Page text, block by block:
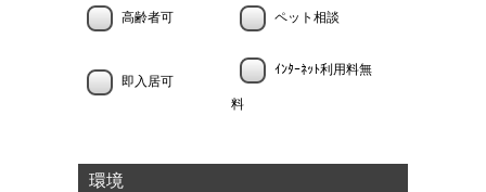
高齢者可 ペット相談
即入居可
ｲﾝﾀｰﾈｯﾄ利用料無
料
環境